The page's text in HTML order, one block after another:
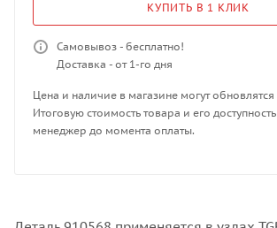
КУПИТЬ В 1 КЛИК
Самовывоз - бесплатно!
Доставка - от 1-го дня
Цена и наличие в магазине могут
Итоговую стоимость товара и его
менеджер до момента оплаты.